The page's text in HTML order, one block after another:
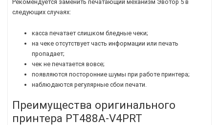
Рекомендуется заменить печатающий механизм Эвотор 5 в
следующих случаях:
касса печатает слишком бледные чеки;
на чеке отсутствует часть информации или печать
пропадает;
чек не печатается вовсе;
появляются посторонние шумы при работе принтера;
наблюдаются регулярные сбои печати.
Преимущества оригинального
принтера PT488A-V4PRT